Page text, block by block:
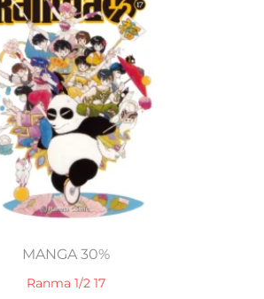
MANGA 30%
Ranma 1/2 17